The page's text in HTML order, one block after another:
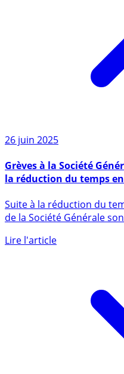
Grèves à la Société
Suite à la réduction du
de la Société Générale
grève, un (...)